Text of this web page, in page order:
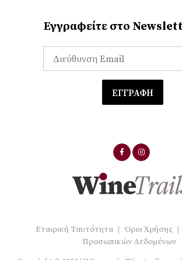
Εγγραφείτε στο
Εταιρική Ταυτότητα | Όροι Χρήσης |
Προσωπικών Δεδομένων